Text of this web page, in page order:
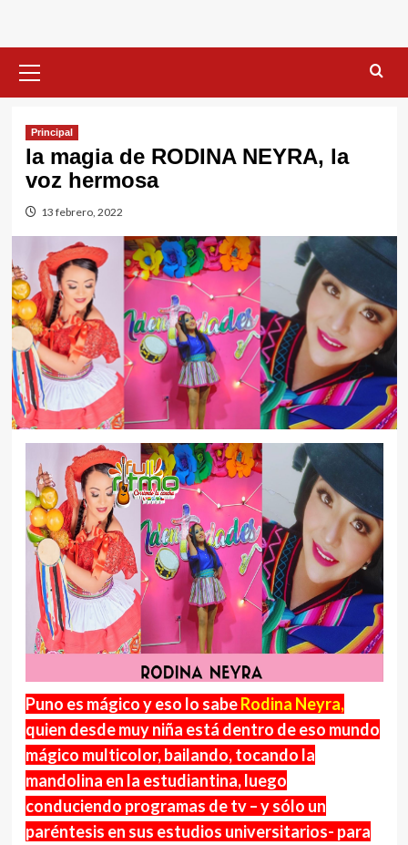
primario
Principal
la magia de RODINA NEYRA, la
voz hermosa
13 febrero, 2022
Puno es mágico y eso lo sabeRodina Neyra,
quien desde muy niña está dentro de eso mundo
mágico multicolor, bailando, tocando la
mandolina en la estudiantina, luego
conduciendo programas de tv – y sólo un
paréntesis en sus estudios universitarios- para